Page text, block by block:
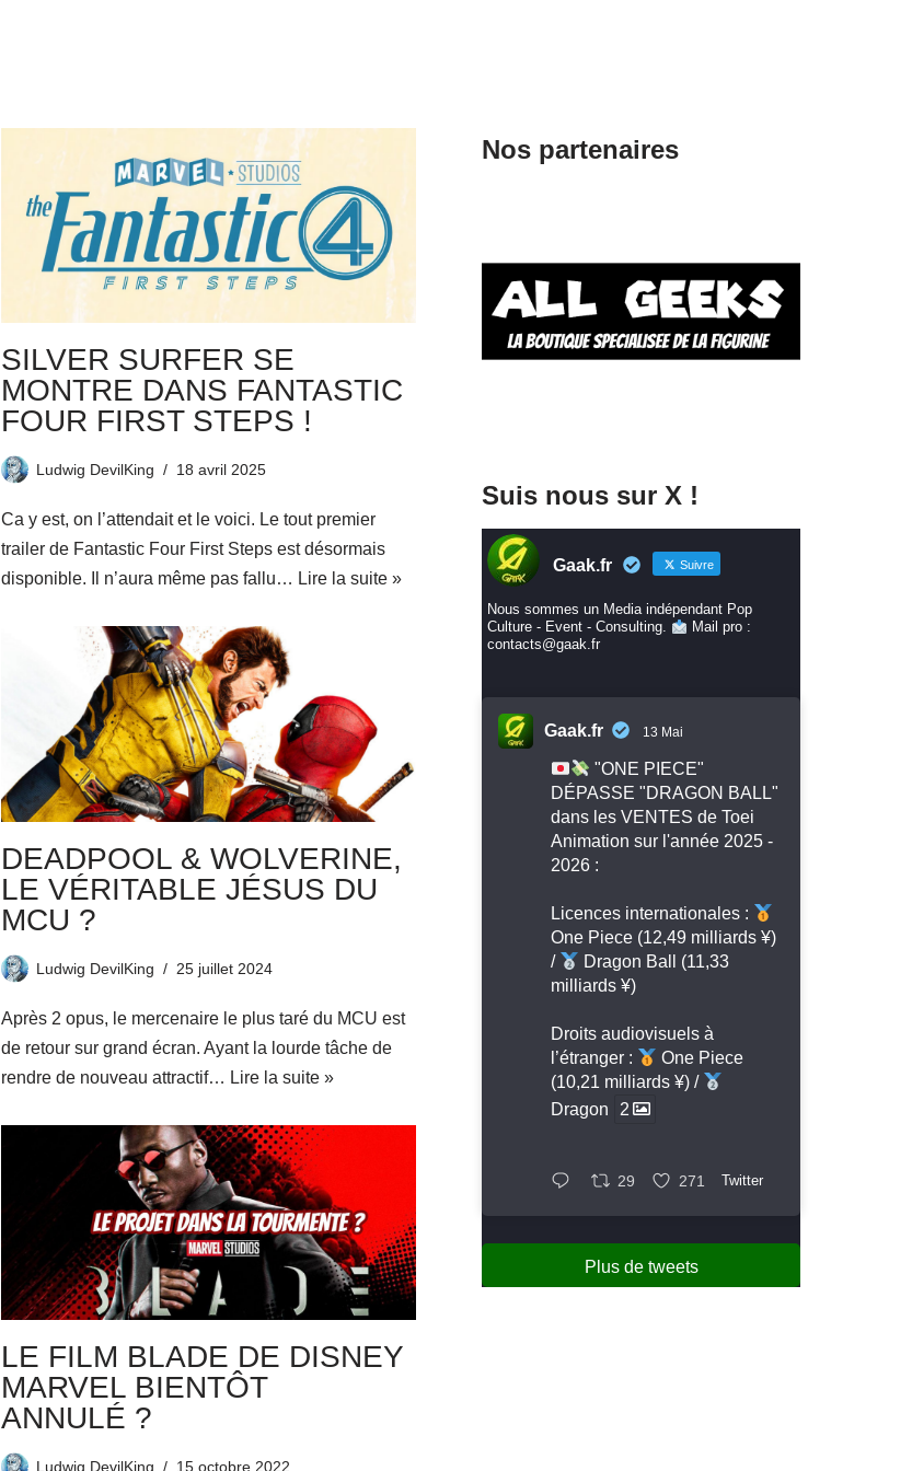
SILVER SURFER SE
MONTRE DANS FANTASTIC
FOUR FIRST STEPS !
Ludwig DevilKing 18 avril 2025
Ca y est, on l’attendait et le voici. Le tout premier
trailer de Fantastic Four First Steps est désormais
disponible. Il n’aura même pas fallu… Lire la suite »
DEADPOOL & WOLVERINE,
LE VÉRITABLE JÉSUS DU
MCU ?
Ludwig DevilKing 25 juillet 2024
Après 2 opus, le mercenaire le plus taré du MCU est
de retour sur grand écran. Ayant la lourde tâche de
rendre de nouveau attractif… Lire la suite »
LE FILM BLADE DE DISNEY
MARVEL BIENTÔT
ANNULÉ ?
Ludwig DevilKing 15 octobre 2022
Nos partenaires
Suis nous sur X !
Gaak.fr Suivre
Nous sommes un Media indépendant Pop
Culture - Event - Consulting.
Mail pro :
contacts@gaak.fr
Gaak.fr 13 Mai
"ONE PIECE"
DÉPASSE "DRAGON BALL"
dans les VENTES de Toei
Animation sur l'année 2025 -
2026 :
Licences internationales :
One Piece (12,49 milliards ¥)
/
Dragon Ball (11,33
milliards ¥)
Droits audiovisuels à
l’étranger :
One Piece
(10,21 milliards ¥) /
Dragon
2
29 271 Twitter
Plus de tweets